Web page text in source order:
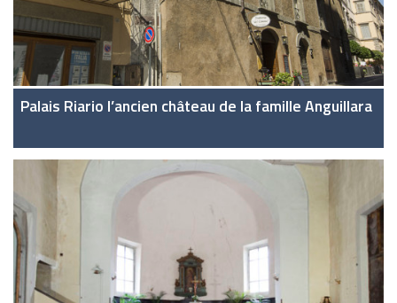
Palais Riario l’ancien château de la famille Anguillara